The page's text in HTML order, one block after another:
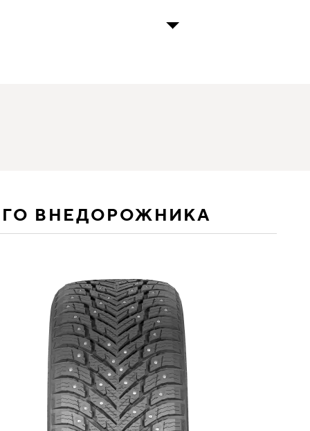
ВНЕДОРОЖНИКА